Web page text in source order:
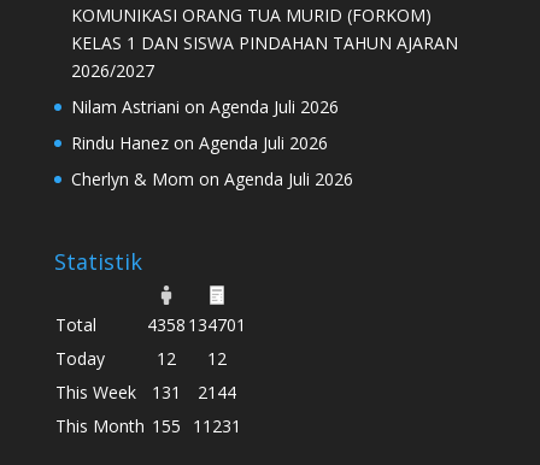
KOMUNIKASI ORANG TUA MURID (FORKOM)
KELAS 1 DAN SISWA PINDAHAN TAHUN AJARAN
2026/2027
Nilam Astriani on Agenda Juli 2026
Rindu Hanezon Agenda Juli 2026
Cherlyn & Mom on Agenda Juli 2026
Statistik
Total 4358 134701
Today
12
12
This Week
131
2144
This Month 155 11231